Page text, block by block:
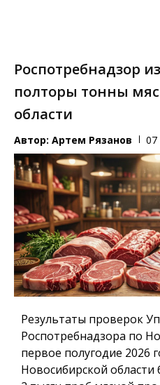
Роспотребнадзор
полторы тонны
области
Автор: Артем Рязанов 07
Результаты проверок
Роспотребнадзора по
первое полугодие 2026
Новосибирской области